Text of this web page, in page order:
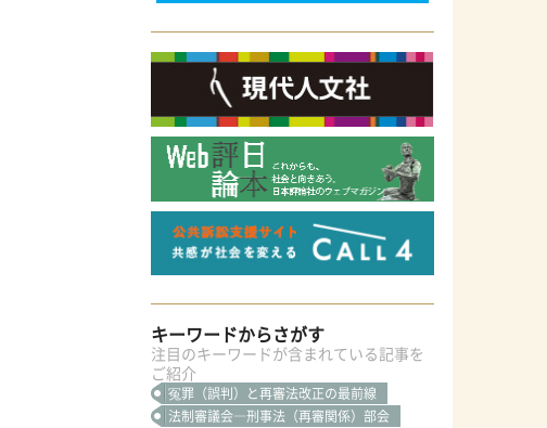
キーワードからさがす
注目のキーワードが含まれている記事を
ご紹介
冤罪（誤判）と再審法改正の最前線
法制審議会―刑事法（再審関係）部会